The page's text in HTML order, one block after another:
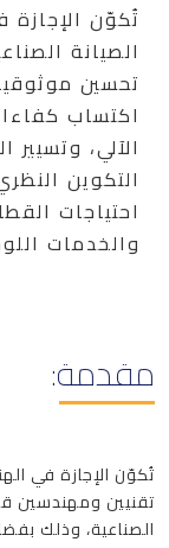
تُكوّن
الصيانة
تحسين
اكتساب
الآلي،
التكوين
احتياجات
والخدمات
مقدمة:
تُكوّن الإجازة في
تقنيين ومهندسين
الصناعية، وذلك